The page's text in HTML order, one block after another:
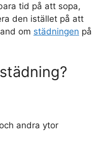
tid på att sopa,
den istället på att
om städningen på
andra ytor